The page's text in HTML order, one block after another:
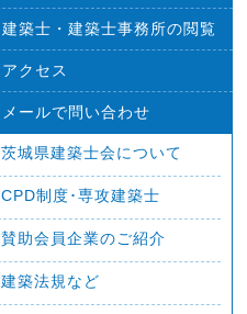
建築士・建築士事務所の閲覧
アクセス
メールで問い合わせ
茨城県建築士会について
CPD制度･専攻建築士
賛助会員企業のご紹介
建築法規など